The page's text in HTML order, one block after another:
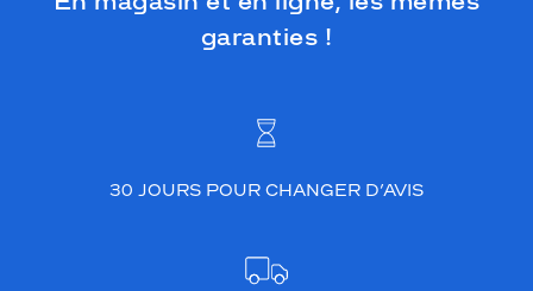
garanties !
30 JOURS POUR CHANGER D’AVIS